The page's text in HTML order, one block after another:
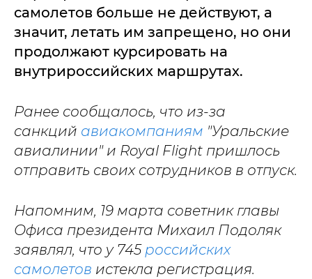
самолетов больше не действуют, а
значит, летать им запрещено, но они
продолжают курсировать на
внутрироссийских маршрутах.
Ранее сообщалось, что из-за
санкций авиакомпаниям "Уральские
авиалинии" и Royal Flight пришлось
отправить своих сотрудников в отпуск.
Напомним, 19 марта советник главы
Офиса президента Михаил Подоляк
заявлял, что у 745 российских
самолетов истекла регистрация.